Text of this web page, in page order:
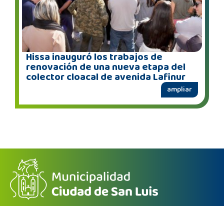
Hissa inauguró los trabajos de
renovación de una nueva etapa del
colector cloacal de avenida Lafinur
ampliar